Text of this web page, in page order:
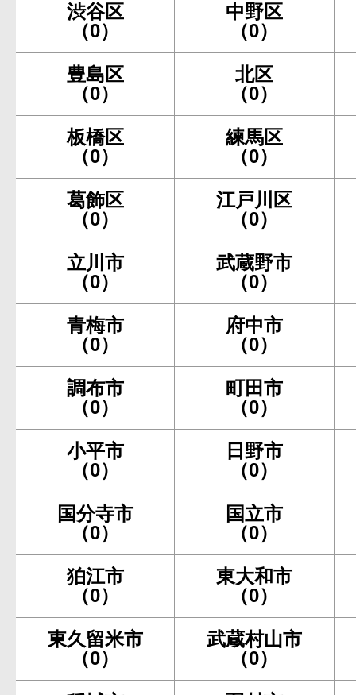
渋谷区
（0）
中野区
（0）
豊島区
（0）
北区
（0）
板橋区
（0）
練馬区
（0）
葛飾区
（0）
江戸川区
（0）
立川市
（0）
武蔵野市
（0）
青梅市
（0）
府中市
（0）
調布市
（0）
町田市
（0）
小平市
（0）
日野市
（0）
国分寺市
（0）
国立市
（0）
狛江市
（0）
東大和市
（0）
東久留米市
（0）
武蔵村山市
（0）